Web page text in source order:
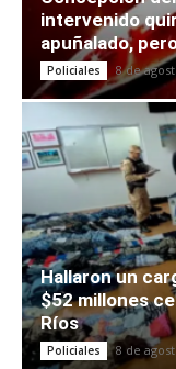
intervenido
apuñalado,
Policiales 8 de
Hallaron un
$52 millones
Ríos
Policiales 8 de